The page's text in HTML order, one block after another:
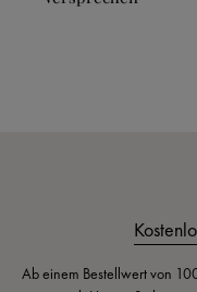
Ab einem Bestellwert von